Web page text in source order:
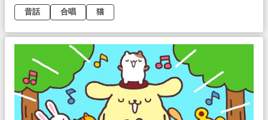
昔話
合唱 猫